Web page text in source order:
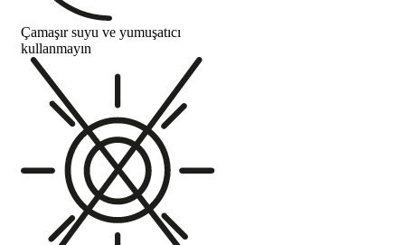
Çamaşır suyu ve yumuşatıcı
kullanmayın